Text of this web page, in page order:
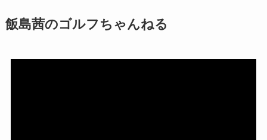
飯島茜のゴルフちゃんねる